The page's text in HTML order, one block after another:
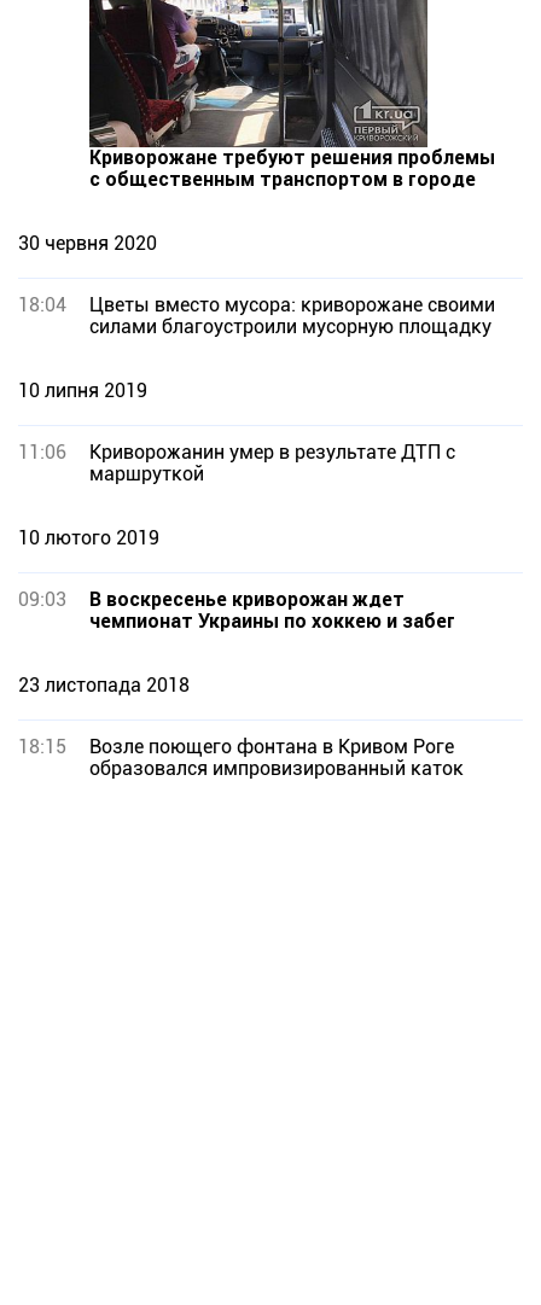
Криворожане требуют решения проблемы
с общественным транспортом в городе
30 червня 2020
18:04
Цветы вместо мусора: криворожане своими
силами благоустроили мусорную площадку
10 липня 2019
11:06
Криворожанин умер в результате ДТП с
маршруткой
10 лютого 2019
09:03
В воскресенье криворожан ждет
чемпионат Украины по хоккею и забег
23 листопада 2018
18:15
Возле поющего фонтана в Кривом Роге
образовался импровизированный каток